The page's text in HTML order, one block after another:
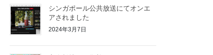
シンガポール公共放送にてオンエ
アされました
2024年3月7日